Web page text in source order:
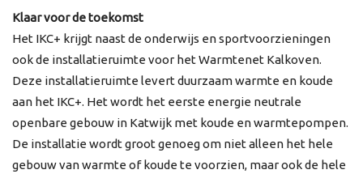
Klaar voor de toekomst
Het IKC+ krijgt naast de onderwijs en sportvoorzieningen
ook de installatieruimte voor het Warmtenet Kalkoven.
Deze installatieruimte levert duurzaam warmte en koude
aan het IKC+. Het wordt het eerste energie neutrale
openbare gebouw in Katwijk met koude en warmtepompen.
De installatie wordt groot genoeg om niet alleen het hele
gebouw van warmte of koude te voorzien, maar ook de hele